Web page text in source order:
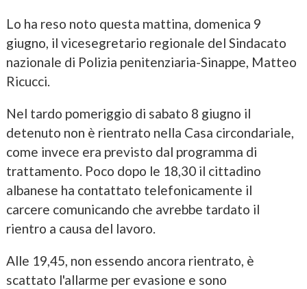
Lo ha reso noto questa mattina, domenica 9
giugno, il vicesegretario regionale del Sindacato
nazionale di Polizia penitenziaria-Sinappe, Matteo
Ricucci.
Nel tardo pomeriggio di sabato 8 giugno il
detenuto non è rientrato nella Casa circondariale,
come invece era previsto dal programma di
trattamento. Poco dopo le 18,30 il cittadino
albanese ha contattato telefonicamente il
carcere comunicando che avrebbe tardato il
rientro a causa del lavoro.
Alle 19,45, non essendo ancora rientrato, è
scattato l'allarme per evasione e sono